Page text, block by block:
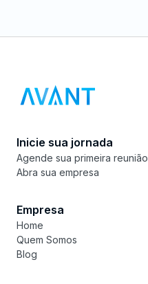
Inicie sua jornada
Agende sua primeira reunião
Abra sua empresa
Empresa
Home
Quem Somos
Blog